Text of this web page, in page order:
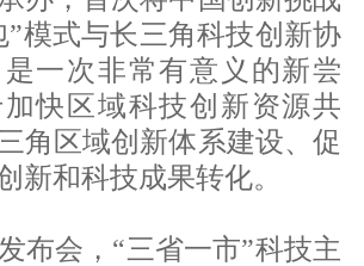
”模式与长三角科技创新协
一次非常有意义的新尝
快区域科技创新资源共
角区域创新体系建设、促
新和科技成果转化。
布会，“三省一市”科技主